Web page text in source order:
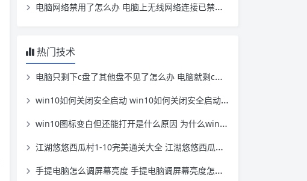
电脑网络禁用了怎么办 电脑上无线网络连接已禁用怎么办
热门技术
电脑只剩下c盘了其他盘不见了怎么办 电脑就剩c盘了,其他没了
win10如何关闭安全启动 win10如何关闭安全启动软件
win10图标变白但还能打开是什么原因 为什么win10图标变成白色
江湖悠悠西瓜村1-10完美通关大全 江湖悠悠西瓜村1-5完美通关
手提电脑怎么调屏幕亮度 手提电脑调屏幕亮度怎么调